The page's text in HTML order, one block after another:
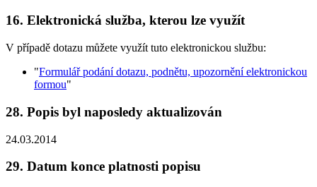
16. Elektronická služba, kterou lze využít
V případě dotazu můžete využít tuto elektronickou službu:
"Formulář podání dotazu, podnětu, upozornění elektronickou
formou"
28. Popis byl naposledy aktualizován
24.03.2014
29. Datum konce platnosti popisu